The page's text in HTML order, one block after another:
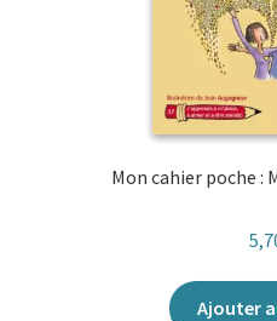
Mon cahier poche :
Ajouter